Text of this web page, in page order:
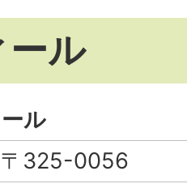
ール
ル
〒325-0056